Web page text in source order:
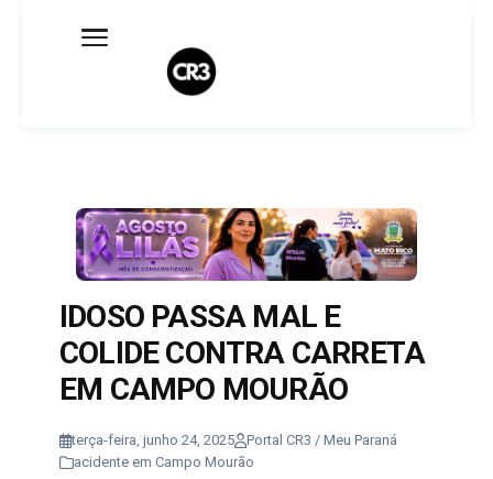
Expediente
Sobre o blog
IDOSO PASSA MAL E
COLIDE CONTRA CARRETA
EM CAMPO MOURÃO
terça-feira, junho 24, 2025
Portal CR3 / Meu Paraná
acidente em Campo Mourão